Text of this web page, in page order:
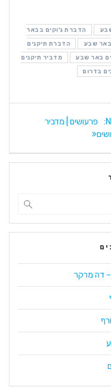
הדברת ג'וקים בבאר
באר שבע
הדברת תיקנים
באר שבע
מדביר תיקנים
בדרום
Next
post:
פרעושים | מדביר